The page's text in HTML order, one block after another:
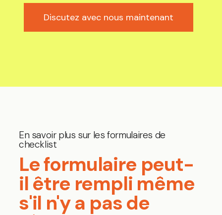
Discutez avec nous maintenant
En savoir plus sur les formulaires de
checklist
Le formulaire peut-
il être rempli même
s'il n'y a pas de